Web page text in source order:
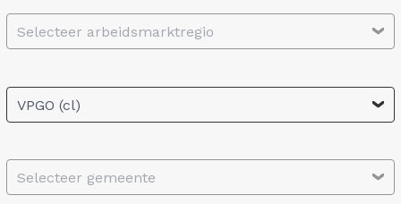
Selecteer arbeidsmarktregio
VPGO (cl)
Selecteer gemeente